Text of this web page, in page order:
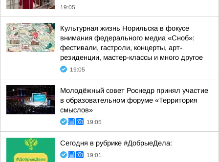
19:05
Культурная жизнь Норильска в фокусе
внимания федерального медиа «Сноб»:
фестивали, гастроли, концерты, арт-
резиденции, мастер-классы и много другое
19:05
Молодёжный совет Роснедр принял участие
в образовательном форуме «Территория
смыслов»
19:05
Сегодня в рубрике #ДобрыеДела:
19:01